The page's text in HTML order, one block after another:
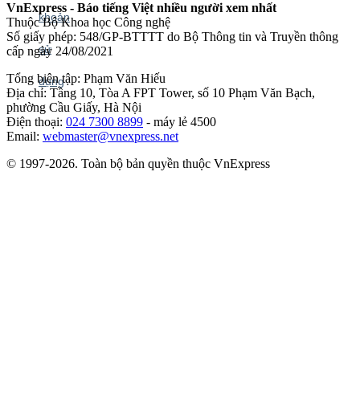
VnExpress - Báo tiếng Việt nhiều người xem nhất
Thuộc Bộ Khoa học Công nghệ
Số giấy phép: 548/GP-BTTTT do Bộ Thông tin và Truyền thông
cấp ngày 24/08/2021
Tổng biên tập: Phạm Văn Hiếu
Địa chỉ: Tầng 10, Tòa A FPT Tower, số 10 Phạm Văn Bạch,
phường Cầu Giấy, Hà Nội
Điện thoại: 024 7300 8899 - máy lẻ 4500
Email: webmaster@vnexpress.net
© 1997-2026. Toàn bộ bản quyền thuộc VnExpress